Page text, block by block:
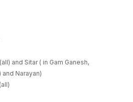
and Sitar ( in Gam Ganesh,
and Narayan)